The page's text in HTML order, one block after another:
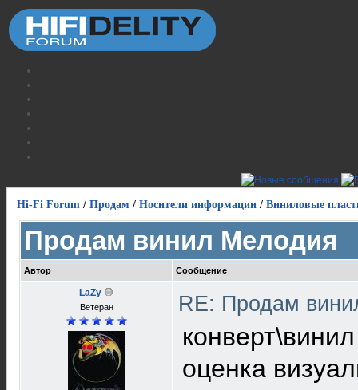
Hi-Fi Forum / Продам / Носители информации / Виниловые
Продам винил Мелодия
Автор Сообщение
LaZy
Ветеран RE: Продам
конверт\винил
оценка